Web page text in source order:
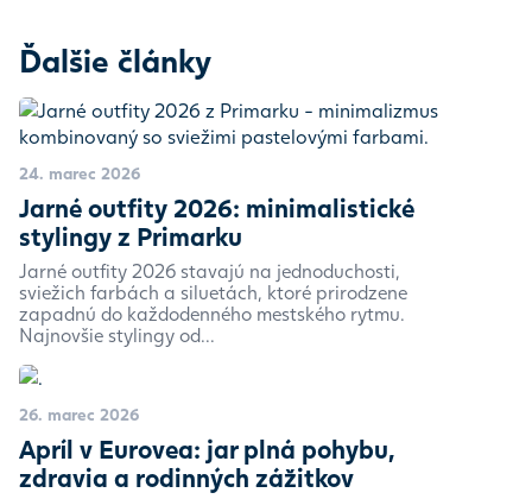
Ďalšie články
24. marec 2026
Jarné outfity 2026: minimalistické
stylingy z Primarku
Jarné outfity 2026 stavajú na jednoduchosti,
sviežich farbách a siluetách, ktoré prirodzene
zapadnú do každodenného mestského rytmu.
Najnovšie stylingy od...
26. marec 2026
Apríl v Eurovea: jar plná pohybu,
zdravia a rodinných zážitkov